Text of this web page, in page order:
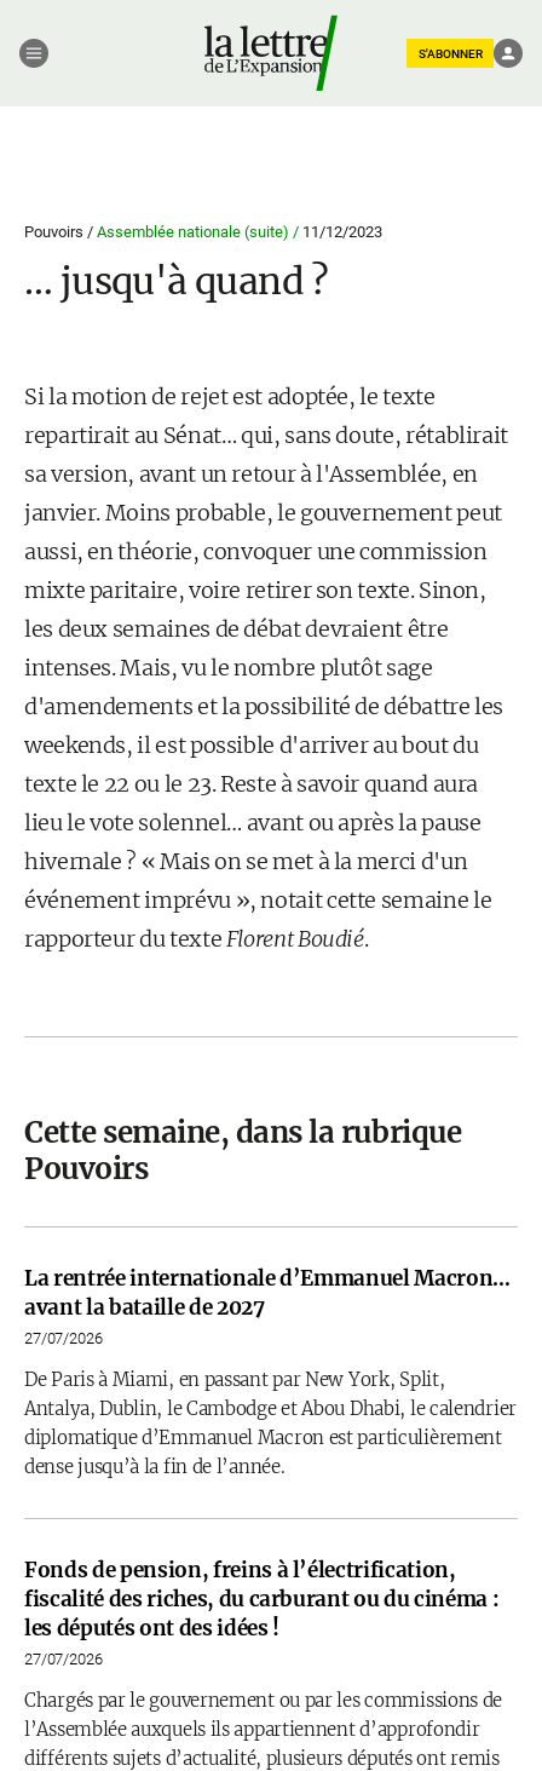
S'ABONNER
Pouvoirs / Assemblée nationale (suite) / 11/12/2023
… jusqu'à quand ?
Si la motion de rejet est adoptée, le texte
repartirait au Sénat… qui, sans doute, rétablirait
sa version, avant un retour à l'Assemblée, en
janvier. Moins probable, le gouvernement peut
aussi, en théorie, convoquer une commission
mixte paritaire, voire retirer son texte. Sinon,
les deux semaines de débat devraient être
intenses. Mais, vu le nombre plutôt sage
d'amendements et la possibilité de débattre les
weekends, il est possible d'arriver au bout du
texte le 22 ou le 23. Reste à savoir quand aura
lieu le vote solennel… avant ou après la pause
hivernale ? « Mais on se met à la merci d'un
événement imprévu », notait cette semaine le
rapporteur du texteFlorent Boudié.
Cette semaine, dans la rubrique
Pouvoirs
La rentrée internationale d’Emmanuel Macron…
avant la bataille de 2027
27/07/2026
De Paris à Miami, en passant par New York, Split,
Antalya, Dublin, le Cambodge et Abou Dhabi, le calendrier
diplomatique d’Emmanuel Macron est particulièrement
dense jusqu’à la fin de l’année.
Fonds de pension, freins à l’électrification,
fiscalité des riches, du carburant ou du cinéma :
les députés ont des idées !
27/07/2026
Chargés par le gouvernement ou par les commissions de
l’Assemblée auxquels ils appartiennent d’approfondir
différents sujets d’actualité, plusieurs députés ont remis